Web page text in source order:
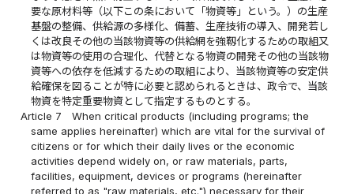
要な原材料等（以下この条において「物資等」という。）の生産
基盤の整備、供給源の多様化、備蓄、生産技術の導入、開発若し
くは改良その他の当該物資等の供給網を強靱化するための取組又
は物資等の使用の合理化、代替となる物資の開発その他の当該物
資等への依存を低減するための取組により、当該物資等の安定供
給確保を図ることが特に必要と認められるときは、政令で、当該
物資を特定重要物資として指定するものとする。
Article 7
When critical products (including programs; the
same applies hereinafter) which are vital for the survival of
citizens or for which their daily lives or the economic
activities depend widely on, or raw materials, parts,
facilities, equipment, devices or programs (hereinafter
referred to as "raw materials, etc.") necessary for their